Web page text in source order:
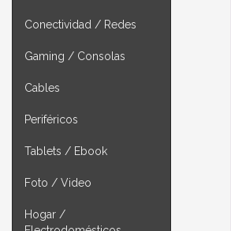
Conectividad / Redes
Gaming / Consolas
Cables
Periféricos
Tablets / Ebook
Foto / Video
Hogar /